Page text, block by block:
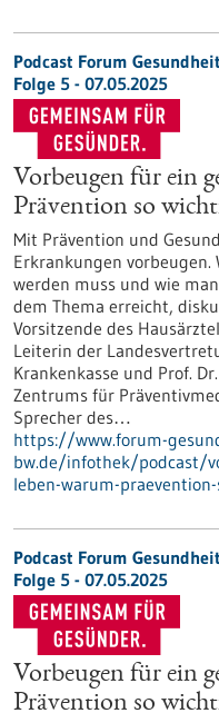
Podcast Forum
Folge 5 - 07.05.2025
Vorbeugen für ein
Prävention so
Mit Prävention und
Erkrankungen vorbeugen.
werden muss und wie
dem Thema erreicht,
Vorsitzende des
Leiterin der
Krankenkasse und Prof.
Zentrums für
Sprecher des…
https://www.forum-
bw.de/infothek/podcast/
leben-warum-
Podcast Forum
Folge 5 - 07.05.2025
Vorbeugen für ein
Prävention so